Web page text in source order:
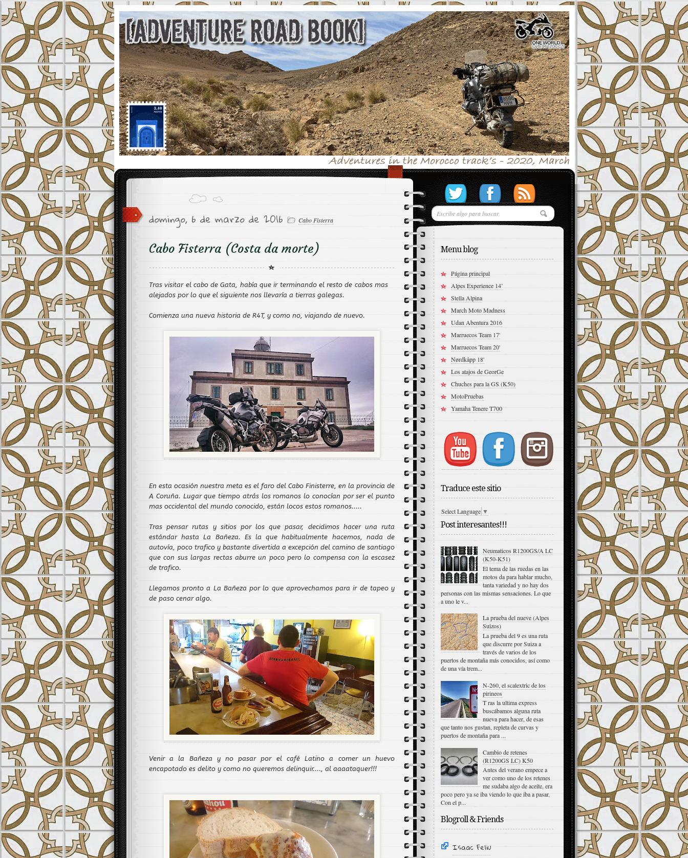
domingo, 6 de marzo de 2016 Cabo Fisterra
Cabo Fisterra (Costa da morte)
Tras visitar el cabo de Gata, había que ir terminando el resto de cabos mas
alejados por lo que el siguiente nos llevaría a tierras galegas.
Comienza una nueva historia de R4T, y como no, viajando de nuevo.
En esta ocasión nuestra meta es el faro del Cabo Finisterre, en la provincia de
A Coruña. Lugar que tiempo atrás los romanos lo conocían por ser el punto
mas occidental del mundo conocido, están locos estos romanos.....
Tras pensar rutas y sitios por los que pasar, decidimos hacer una ruta
estándar hasta La Bañeza. Es la que habitualmente hacemos, nada de
autovía, poco trafico y bastante divertida a excepción del camino de santiago
que con sus largas rectas aburre un poco pero lo compensa con la escasez
de trafico.
Llegamos pronto a La Bañeza por lo que aprovechamos para ir de tapeo y
de paso cenar algo.
Venir a la Bañeza y no pasar por el café Latino a comer un huevo
encapotado es delito y como no queremos delinquir...., al aaaataquer!!!
Menu blog
Página principal
Alpes Experience 14’
Stella Alpina
March Moto Madness
Udan Abentura 2016
Marruecos Team 17'
Marruecos Team 20'
Nørdkåpp 18'
Los atajos de GeorGe
Chuches para la GS (K50)
MotoPruebas
Yamaha Tenere T700
Traduce este sitio
Select Language ▼
Post interesantes!!!
Neumaticos R1200GS/A LC
(K50-K51)
El tema de las ruedas en las
motos da para hablar mucho,
tanta variedad y no hay dos
personas con las mismas sensaciones. Lo que
a uno le v...
La prueba del nueve (Alpes
Suizos)
La prueba del 9 es una ruta
que discurre por Suiza a
través de varios de los
puertos de montaña más conocidos, así como
de una vía trem...
N-260, el scalextric de los
pirineos
T ras la ultima express
buscábamos alguna ruta
nueva para hacer, de esas
que tanto nos gustan, repleta de curvas y
puertos de montaña para ...
Cambio de retenes
(R1200GS LC) K50
Antes del verano empece a
ver como uno de los retenes
me sudaba algo de aceite, era
poco pero ya se iba viendo lo que iba a pasar.
Con el p...
Blogroll & Friends
Isaac Feliu